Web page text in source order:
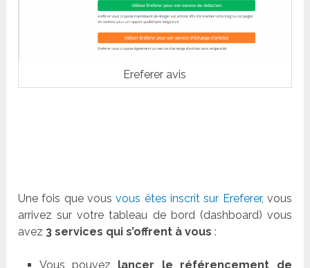
Ereferer avis
Une fois que vousvous êtes inscrit sur Ereferer, vous
arrivez sur votre tableau de bord (dashboard) vous
avez 3 services qui s’offrent à vous :
Vous pouvez lancer le référencement de